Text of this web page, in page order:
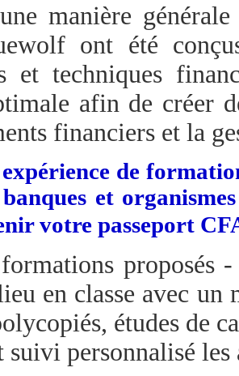
manière
ont été
et techniques
afin de créer
financiers et la
de
et
votre passeport
proposés
en classe avec un
études de
suivi personnalisé les